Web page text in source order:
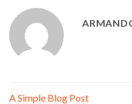
A Simple Blog Post